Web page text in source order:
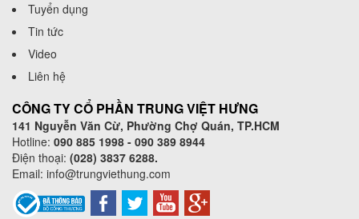
Tuyển dụng
Tin tức
Video
Liên hệ
CÔNG TY CỔ PHẦN TRUNG VIỆT HƯNG
141 Nguyễn Văn Cừ, Phường Chợ Quán, TP.HCM
Hotline: 090 885 1998 - 090 389 8944
Điện thoại: (028) 3837 6288.
Email: info@trungviethung.com